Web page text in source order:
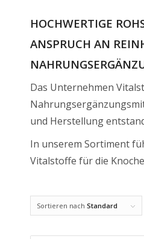
HOCHWERTIGE
ANSPRUCH AN
Das Unternehmen
und Herstellung
In unserem Sortiment
Vitalstoffe für die
Sortieren nach Standard